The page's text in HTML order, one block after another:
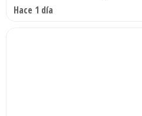
Hace 1 día